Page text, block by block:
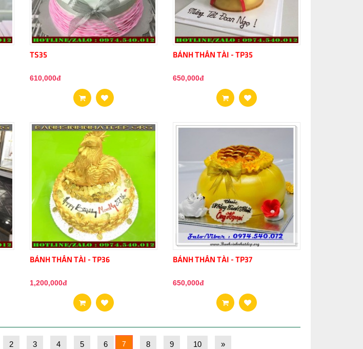
TS35
610,000đ
BÁNH THẦN TÀI - TP35
650,000đ
BÁNH THẦN TÀI - TP36
1,200,000đ
BÁNH THẦN TÀI - TP37
650,000đ
2 3 4 5 6 7 8 9 10 »